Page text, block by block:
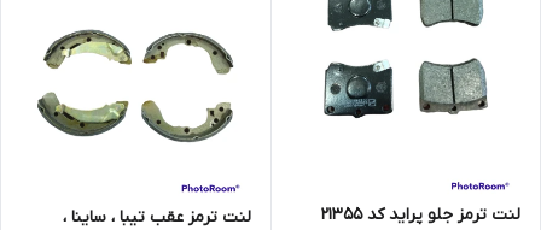
لنت ترمز جلو پراید کد 21355
لنت ترمز عقب تیبا ، ساینا ،